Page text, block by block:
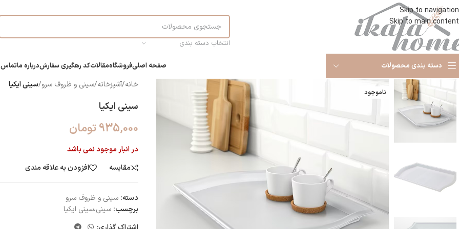
Skip to navigation
Skip to main content
انتخاب دسته بندی
دسته بندی محصولات صفحه اصلیفروشگاهمقالاتکد رهگیری سفارشدرباره ماتماس
ناموجود
خانه/آشپزخانه/سینی و ظروف سرو/سینی ایکیا
سینی ایکیا
935,000تومان
در انبار موجود نمی باشد
مقایسه
افزودن به علاقه مندی
دسته: سینی و ظروف سرو
برچسب: سینی،سینی ایکیا